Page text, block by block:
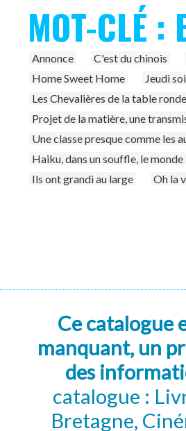
MOT-CLÉ :
Annonce C'est du chinois
Home Sweet Home
Jeudi
Les Chevalières de la table ronde
Projet de la matière, une
Une classe presque comme les
Haiku, dans un souffle, le monde
Ils ont grandi au large
Oh la
Ce catalogue
manquant, un
des
catalogue :
Bretagne,